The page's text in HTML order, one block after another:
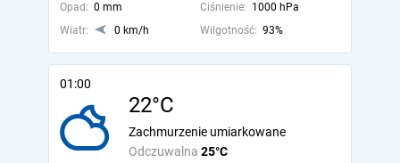
Opad: 0 mm Ciśnienie: 1000 hPa
Wiatr:
0 km/h Wilgotność: 93%
01:00
22°C
Odczuwalna 25°C
Zachmurzenie umiarkowane